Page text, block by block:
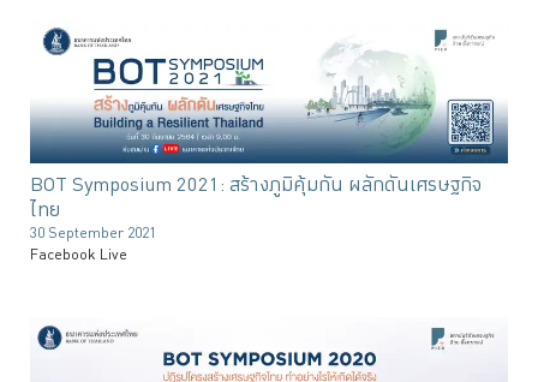
BOT Symposium 2021: สร้างภูมิคุ้มกัน ผลักดันเศรษฐกิจ
ไทย
30 September 2021
Facebook Live